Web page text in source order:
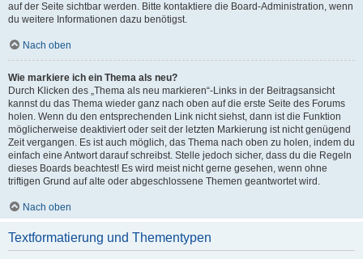
auf der Seite sichtbar werden. Bitte kontaktiere die Board-Administration, wenn
du weitere Informationen dazu benötigst.
Nach oben
Wie markiere ich ein Thema als neu?
Durch Klicken des „Thema als neu markieren“-Links in der Beitragsansicht
kannst du das Thema wieder ganz nach oben auf die erste Seite des Forums
holen. Wenn du den entsprechenden Link nicht siehst, dann ist die Funktion
möglicherweise deaktiviert oder seit der letzten Markierung ist nicht genügend
Zeit vergangen. Es ist auch möglich, das Thema nach oben zu holen, indem du
einfach eine Antwort darauf schreibst. Stelle jedoch sicher, dass du die Regeln
dieses Boards beachtest! Es wird meist nicht gerne gesehen, wenn ohne
triftigen Grund auf alte oder abgeschlossene Themen geantwortet wird.
Nach oben
Textformatierung und Thementypen